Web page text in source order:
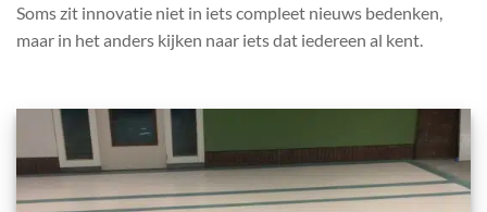
Soms zit innovatie niet in iets compleet nieuws bedenken,
maar in het anders kijken naar iets dat iedereen al kent.